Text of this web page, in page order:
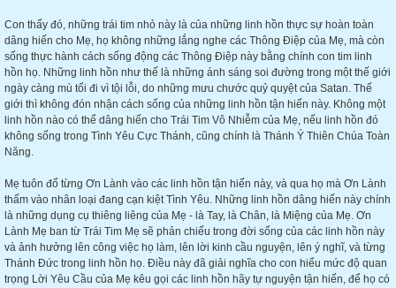
Con thấy đó, những trái tim nhỏ này là của những linh hồn thực sự hoàn toàn
dâng hiến cho Mẹ, họ không những lắng nghe các Thông Điệp của Mẹ, mà còn
sống thực hành cách sống động các Thông Điệp này bằng chính con tim linh
hồn họ. Những linh hồn như thế là những ánh sáng soi đường trong một thế giới
ngày càng mù tối đi vì tội lỗi, do những mưu chước quỷ quyệt của Satan. Thế
giới thì không đón nhận cách sống của những linh hồn tận hiến này. Không một
linh hồn nào có thể dâng hiến cho Trái Tim Vô Nhiễm của Mẹ, nếu linh hồn đó
không sống trong Tình Yêu Cực Thánh, cũng chính là Thánh Ý Thiên Chúa Toàn
Năng.
Mẹ tuôn đổ từng Ơn Lành vào các linh hồn tận hiến này, và qua họ mà Ơn Lành
thấm vào nhân loại đang cạn kiệt Tình Yêu. Những linh hồn dâng hiến này chính
là những dụng cụ thiêng liêng của Mẹ - là Tay, là Chân, là Miệng của Mẹ. Ơn
Lành Mẹ ban từ Trái Tim Mẹ sẽ phản chiếu trong đời sống của các linh hồn này
và ảnh hưởng lên công việc họ làm, lên lời kinh cầu nguyện, lên ý nghĩ, và từng
Thánh Đức trong linh hồn họ. Điều này đã giải nghĩa cho con hiểu mức độ quan
trọng Lời Yêu Cầu của Mẹ kêu gọi các linh hồn hãy tự nguyện tận hiến, để họ có